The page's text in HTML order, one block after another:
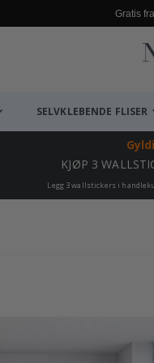
Gratis
SELVKLEBENDE FLISER
KJØP 3
Legg 3 wallstickers i